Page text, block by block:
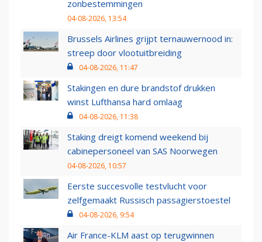
zonbestemmingen
04-08-2026, 13:54
Brussels Airlines grijpt ternauwernood in:
streep door vlootuitbreiding
04-08-2026, 11:47
Stakingen en dure brandstof drukken
winst Lufthansa hard omlaag
04-08-2026, 11:38
Staking dreigt komend weekend bij
cabinepersoneel van SAS Noorwegen
04-08-2026, 10:57
Eerste succesvolle testvlucht voor
zelfgemaakt Russisch passagierstoestel
04-08-2026, 9:54
Air France-KLM aast op terugwinnen